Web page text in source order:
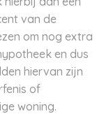
van de
om nog extra
en dus
hiervan zijn
of
woning.